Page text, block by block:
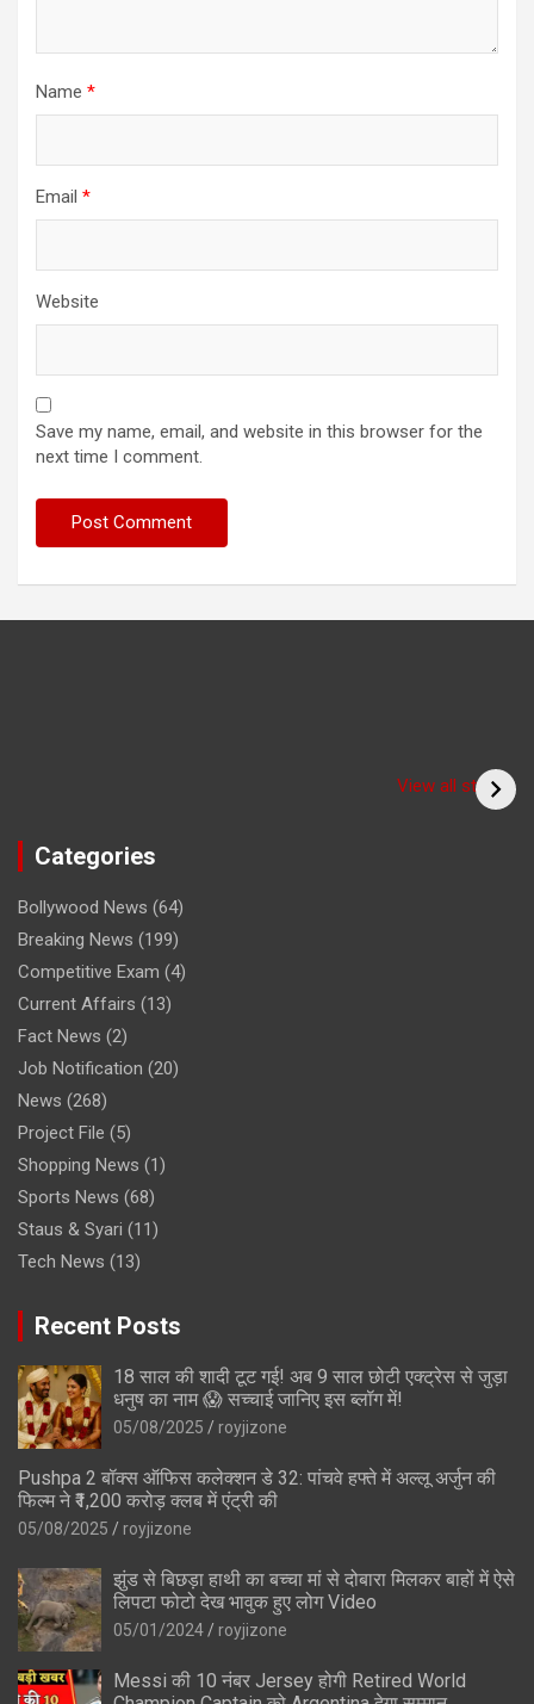
Name *
Email *
Website
Save my name, email, and website in this browser for the
next time I comment.
View all stories
(Bitiya) बिटिया
Categories
Bollywood News (64)
Breaking News (199)
Competitive Exam (4)
Current Affairs (13)
Fact News (2)
Job Notification (20)
News (268)
Project File (5)
Shopping News (1)
Sports News (68)
Staus & Syari (11)
Tech News (13)
Recent Posts
18 साल की शादी टूट गई! अब 9 साल छोटी एक्ट्रेस से जुड़ा
धनुष का नाम 😱 सच्चाई जानिए इस ब्लॉग में!
05/08/2025 royjizone
Pushpa 2 बॉक्स ऑफिस कलेक्शन डे 32: पांचवे हफ्ते में अल्लू अर्जुन की
फिल्म ने ₹1,200 करोड़ क्लब में एंट्री की
05/08/2025 royjizone
झुंड से बिछड़ा हाथी का बच्चा मां से दोबारा मिलकर बाहों में ऐसे
लिपटा फोटो देख भावुक हुए लोग Video
05/01/2024 royjizone
Messi की 10 नंबर Jersey होगी Retired World